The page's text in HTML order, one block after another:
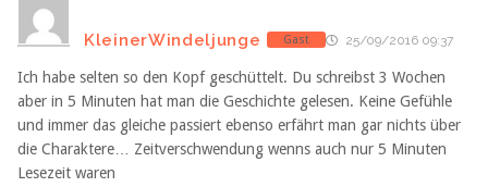
KleinerWindeljunge Gast 25/09/2016 09:37
Ich habe selten so den Kopf geschüttelt. Du schreibst 3 Wochen
aber in 5 Minuten hat man die Geschichte gelesen. Keine Gefühle
und immer das gleiche passiert ebenso erfährt man gar nichts über
die Charaktere… Zeitverschwendung wenns auch nur 5 Minuten
Lesezeit waren